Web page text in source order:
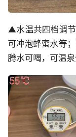
▲水温共四档调
可冲泡蜂蜜水等
腾水可喝，可温